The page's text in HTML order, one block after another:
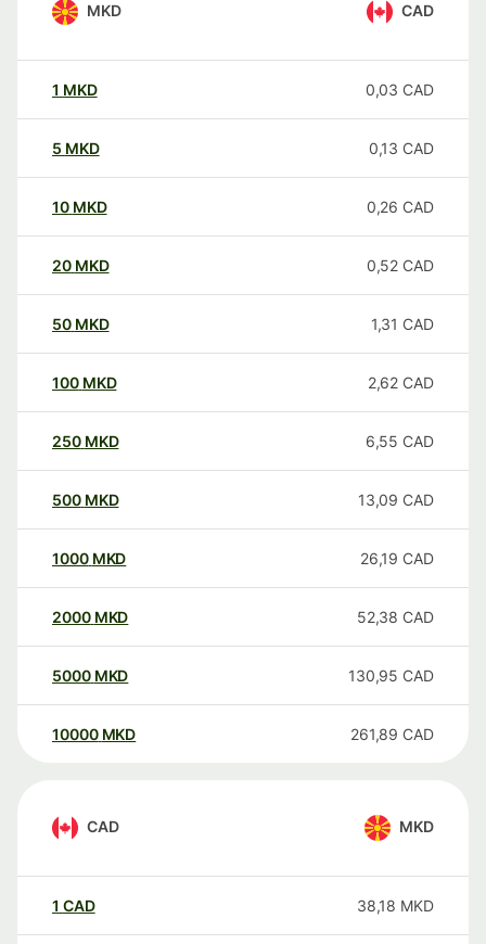
MKD CAD
1 MKD 0,03 CAD
5 MKD 0,13 CAD
10 MKD 0,26 CAD
20 MKD 0,52 CAD
50 MKD 1,31 CAD
100 MKD 2,62 CAD
250 MKD 6,55 CAD
500 MKD 13,09 CAD
1000 MKD 26,19 CAD
2000 MKD 52,38 CAD
5000 MKD 130,95 CAD
10000 MKD 261,89 CAD
CAD MKD
1 CAD 38,18 MKD